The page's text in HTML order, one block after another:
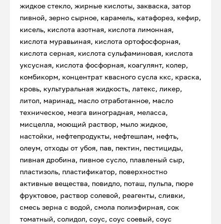
жидкое стекло, жирные кислоты, закваска, затор
пивной, зерно сырное, карамель, катафорез, кефир,
кисель, кислота азотная, кислота лимонная,
кислота муравьиная, кислота ортофосфорная,
кислота серная, кислота сульфаминовая, кислота
уксусная, кислота фосфорная, коагулянт, колер,
комбикорм, концентрат квасного сусла ккс, краска,
кровь, культуральная жидкость, латекс, ликер,
литол, маринад, масло отработанное, масло
техническое, мезга виноградная, меласса,
мисцелла, моющий раствор, мыло жидкое,
настойки, нефтепродукты, нефтешлам, нефть,
олеум, отходы от убоя, пав, пектин, пестициды,
пивная дробина, пивное сусло, плавленый сыр,
пластизоль, пластификатор, поверхностно
активные вещества, повидло, поташ, пульпа, пюре
фруктовое, раствор солевой, реагенты, сливки,
смесь зерна с водой, смола полиэфирная, сок
томатный, солидол, соус, соус соевый, соус